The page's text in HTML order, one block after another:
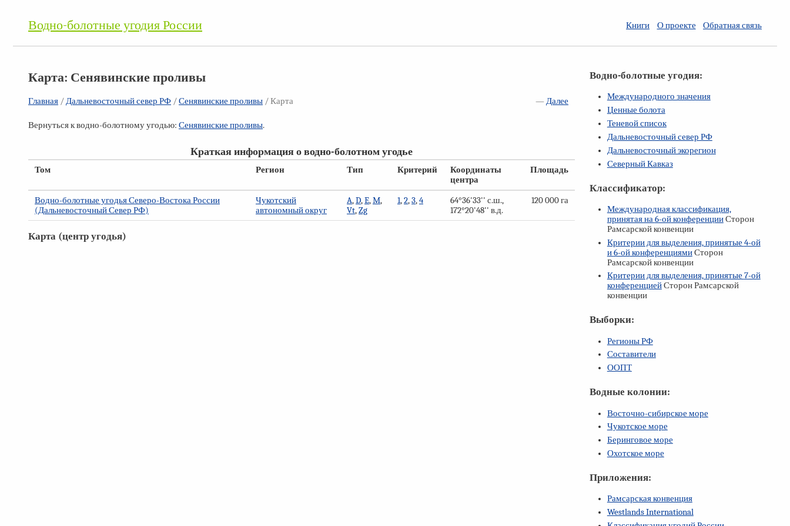
Водно-болотные угодия России Книги О проекте Обратная связь
Карта: Сенявинские проливы
Главная / —Далее
Дальневосточный север РФ /Сенявинские проливы / Карта
Вернуться к водно-болотному угодью: Сенявинские проливы.
Краткая информация о водно-болотном угодье
Том Регион Тип Критерий
Координаты
центра
Площадь
Водно-болотные угодья Северо-Востока России
(Дальневосточный Север РФ)
Чукотский
автономный округ
A,D,E,M,
Vt,Zg
1,2,3,4
64°36'33'' с.ш.,
172°20'48'' в.д.
120 000 га
Карта (центр угодья)
Водно-болотные угодия:
Международного значения
Ценные болота
Теневой список
Дальневосточный север РФ
Дальневосточный экорегион
Северный Кавказ
Классификатор:
Международная классификация,
принятая на6-ойконференцииСторон
Рамсарской конвенции
Критерии для выделения, принятые 4-ой
и6-ойконференциямиСторон
Рамсарской конвенции
Критерии для выделения, принятые 7-ой
конференциейСторон Рамсарской
конвенции
Выборки:
Регионы РФ
Составители
ООПТ
Водные колонии:
Восточно-сибирское море
Чукотское море
Беринговое море
Охотское море
Приложения:
Рамсарская конвенция
Westlands International